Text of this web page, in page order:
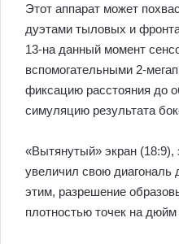
Этот аппарат может
дуэтами тыловых и
13-на данный момент
вспомогательными 2-
фиксацию расстояния до
симуляцию результата
«Вытянутый» экран
увеличил свою диагональ
этим, разрешение
плотностью точек на дюйм